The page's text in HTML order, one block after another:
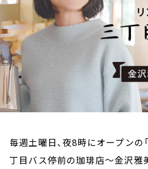
毎週土曜日、夜8時にオープン
丁目バス停前の珈琲店～金沢雅